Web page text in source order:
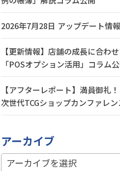
2026年7月28日 アップデート情報
【更新情報】店舗の成長に合わ
「POSオプション活用」コラム
【アフターレポート】満員御礼
次世代TCGショップカンファレン
アーカイブ